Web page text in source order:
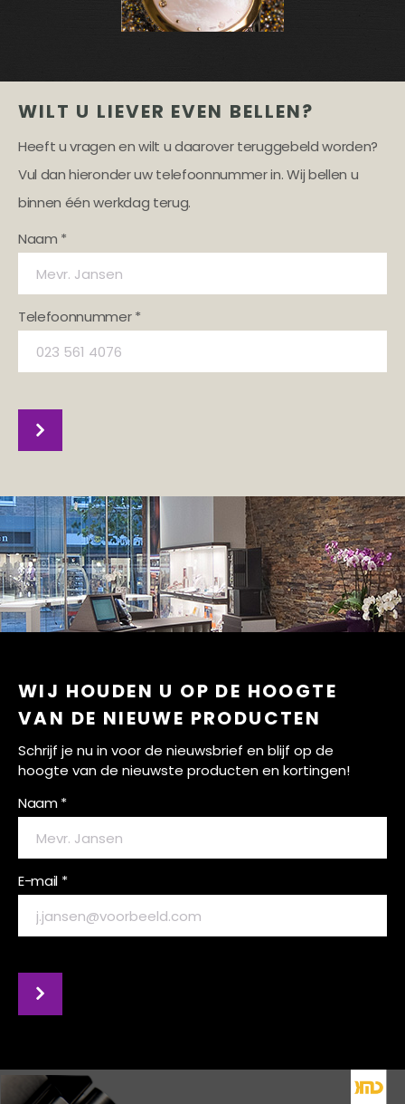
WILT U LIEVER EVEN BELLEN?
Heeft u vragen en wilt u daarover teruggebeld worden?
Vul dan hieronder uw telefoonnummer in. Wij bellen u
binnen één werkdag terug.
Naam *
Telefoonnummer *
WIJ HOUDEN U OP DE HOOGTE
VAN DE NIEUWE PRODUCTEN
Schrijf je nu in voor de nieuwsbrief en blijf op de
hoogte van de nieuwste producten en kortingen!
Naam *
E-mail *